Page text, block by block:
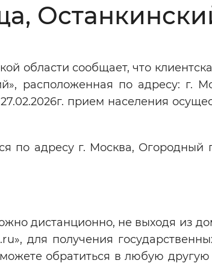
монохромный
области сообщает, что
расположенная по адресу: г.
прием населения
по адресу г. Москва, Огородный
дистанционно, не выходя из
для получения
обратиться в любую